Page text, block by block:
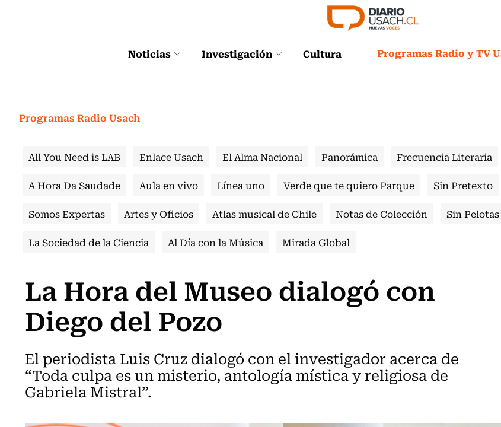
Noticias Investigación Cultura Programas Radio y TV
Programas Radio Usach
All You Need is LAB Enlace Usach El Alma Nacional Panorámica Frecuencia Literaria
A Hora Da Saudade
Aula en vivo Línea uno Verde que te quiero Parque
Sin Pretexto
Somos Expertas
Artes y Oficios Atlas musical de Chile Notas de Colección
Sin Pelotas
La Sociedad de la Ciencia
Al Día con la Música Mirada Global
La Hora del Museo dialogó con
Diego del Pozo
El periodista Luis Cruz dialogó con el investigador acerca de
“Toda culpa es un misterio, antología mística y religiosa de
Gabriela Mistral”.